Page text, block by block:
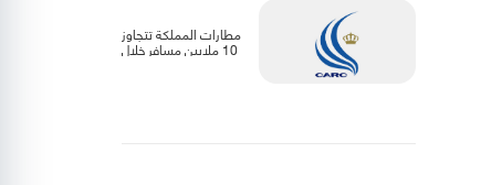
مطارات المملكة تتجاوز
10 ملايين مسافر خلال